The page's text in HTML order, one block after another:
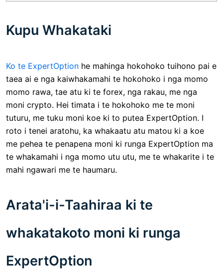
Kupu Whakataki
Ko te ExpertOption he mahinga hokohoko tuihono pai e
taea ai e nga kaiwhakamahi te hokohoko i nga momo
momo rawa, tae atu ki te forex, nga rakau, me nga
moni crypto. Hei timata i te hokohoko me te moni
tuturu, me tuku moni koe ki to putea ExpertOption. I
roto i tenei aratohu, ka whakaatu atu matou ki a koe
me pehea te penapena moni ki runga ExpertOption ma
te whakamahi i nga momo utu utu, me te whakarite i te
mahi ngawari me te haumaru.
Arata'i-i-Taahiraa ki te
whakatakoto moni ki runga
ExpertOption